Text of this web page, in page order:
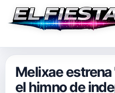
Melixae estrena
el himno de